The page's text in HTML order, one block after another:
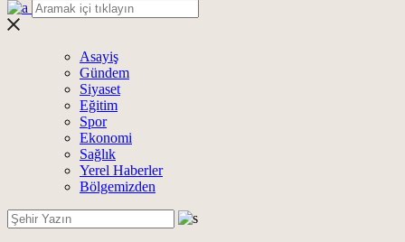
Asayiş
Gündem
Siyaset
Eğitim
Spor
Ekonomi
Sağlık
Yerel Haberler
Bölgemizden